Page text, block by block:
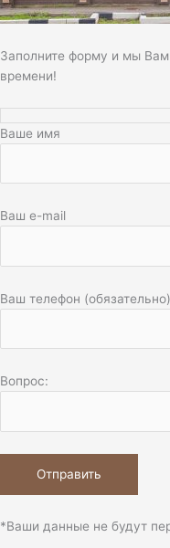
Заполните форму и мы
времени!
Ваше имя
Ваш e-mail
Ваш телефон (обязательно)
Вопрос:
*Ваши данные не будут